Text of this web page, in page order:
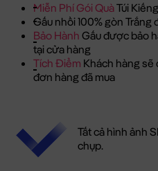
Miễn Phí Gói QuàTúi
Gấu nhồi 100% gòn Trắng
Bảo Hành Gấu được bảo
tại cửa hàng
Tích Điểm Khách hàng sẽ
đơn hàng đã mua
Tất cả hình ảnh
chụp.